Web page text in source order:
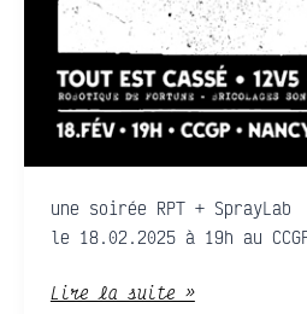
une soirée RPT + SprayLab
le 18.02.2025 à 19h au
Lire la suite »